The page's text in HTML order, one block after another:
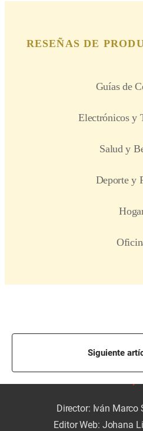
Siguiente
Director: Iván Marco
Editor Web: Johana